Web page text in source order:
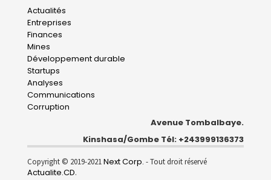
Main
navigation
Actualités
Entreprises
Finances
Mines
Développement durable
Startups
Analyses
Communications
Corruption
Avenue Tombalbaye.
Kinshasa/Gombe Tél: +243999136373
Copyright © 2019-2021Next Corp. - Tout droit réservé
Actualite.CD.